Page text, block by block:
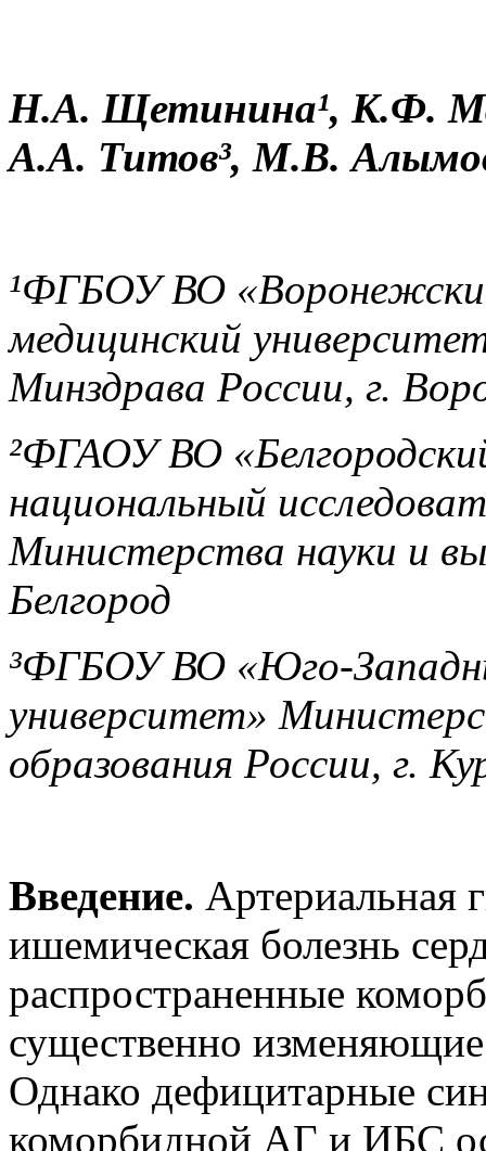
Н.А. Щетинина¹, К.Ф.
А.А. Титов³, М.В.
¹ФГБОУ ВО
медицинский
Минздрава России, г.
²ФГАОУ ВО
национальный
Министерства науки и
Белгород
³ФГБОУ ВО «Юго-
университет»
образования России, г.
Введение. Артериальная
ишемическая болезнь
распространенные
существенно изменяющие
Однако дефицитарные
коморбидной АГ и ИБС